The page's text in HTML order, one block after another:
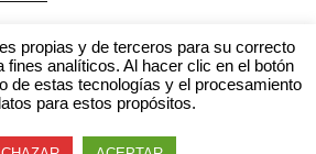
propias y de terceros para su correcto
fines analíticos. Al hacer clic en el botón
de estas tecnologías y el procesamiento
para estos propósitos.